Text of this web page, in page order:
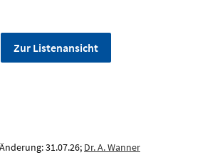
Zur Listenansicht
31.07.26; Dr. A. Wanner